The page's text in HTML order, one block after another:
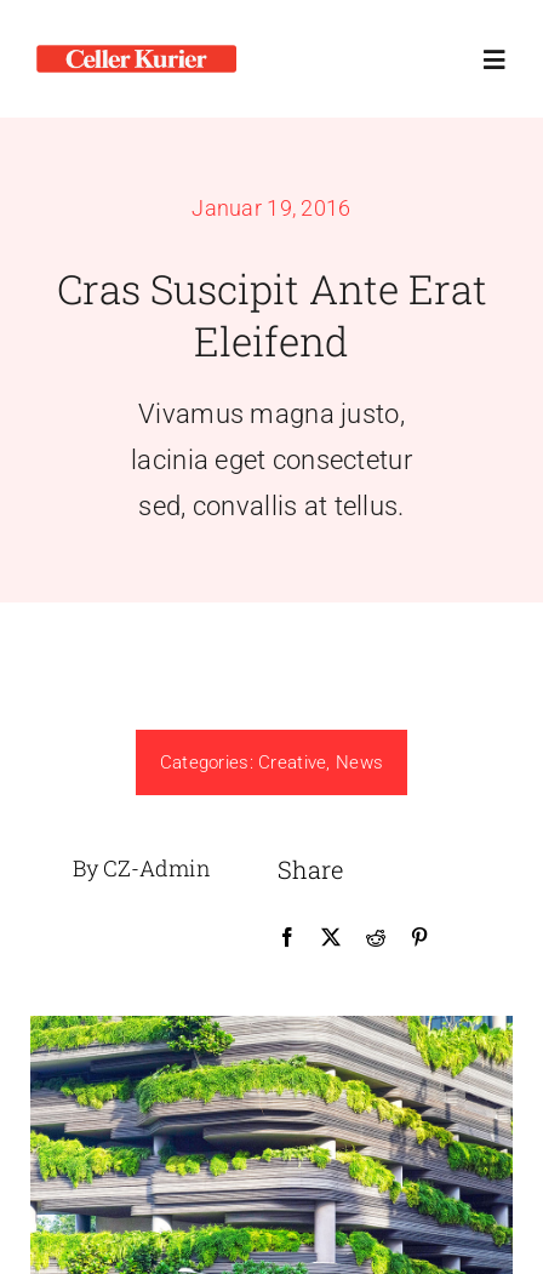
Inhalt
Januar 19, 2016
Cras Suscipit Ante Erat
Eleifend
Vivamus magna justo,
lacinia eget consectetur
sed, convallis at tellus.
Categories: Creative, News
By CZ-Admin Share